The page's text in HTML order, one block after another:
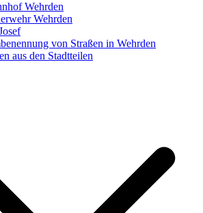
Wehrden
Wehrden
von Straßen in Wehrden
aus den Stadtteilen